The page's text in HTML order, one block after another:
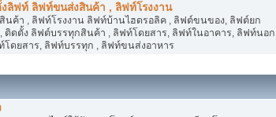
ลิฟท์ ลิฟท์ขนส่งสินค้า , ลิฟท์โรงงาน
นค้า , ลิฟท์โรงงาน ลิฟท์บ้านไฮดรอลิค , ลิฟต์ขนของ, ลิฟต์ยก
ติดตั้ง ลิฟต์บรรทุกสินค้า , ลิฟท์โดยสาร, ลิฟท์ในอาคาร, ลิฟท์นอก
โดยสาร, ลิฟท์บรรทุก , ลิฟท์ขนส่งอาหาร